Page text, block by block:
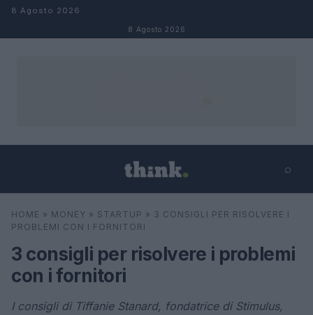
Salta al contenuto
8 Agosto 2026
8 Agosto 2026
⌕
Cerca ⌕ ×
HOME » MONEY » STARTUP » 3 CONSIGLI PER RISOLVERE I
PROBLEMI CON I FORNITORI
3 consigli per risolvere i problemi
con i fornitori
I consigli di Tiffanie Stanard, fondatrice di Stimulus,